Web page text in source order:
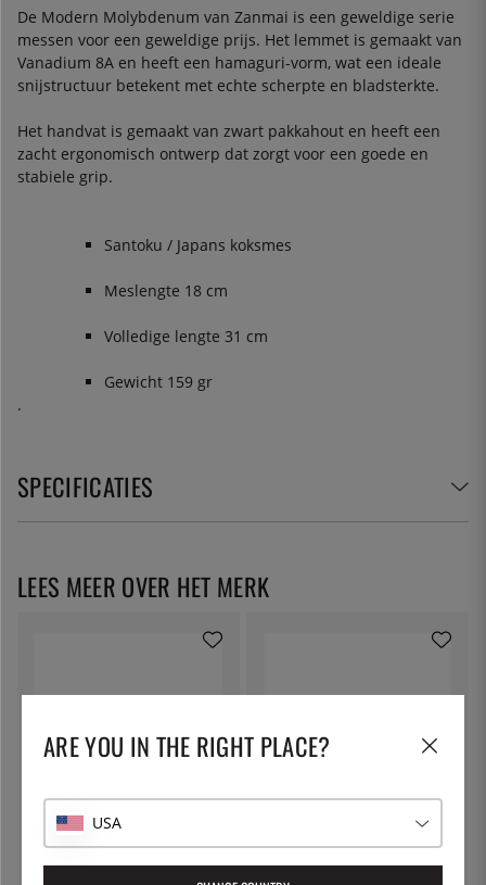
De Modern Molybdenum van Zanmai is een geweldige serie
messen voor een geweldige prijs. Het lemmet is gemaakt van
Vanadium 8A en heeft een hamaguri-vorm, wat een ideale
snijstructuur betekent met echte scherpte en bladsterkte.
Het handvat is gemaakt van zwart pakkahout en heeft een
zacht ergonomisch ontwerp dat zorgt voor een goede en
stabiele grip.
Santoku / Japans koksmes
Meslengte 18 cm
Volledige lengte 31 cm
Gewicht 159 gr
.
SPECIFICATIES
MCUSTA/ZANMAI
Santoku, 18cm, Vlam Damascus
Santoku, 18cm, Klassieke
LEES MEER OVER HET MERK
ARE YOU IN THE RIGHT PLACE?
USA